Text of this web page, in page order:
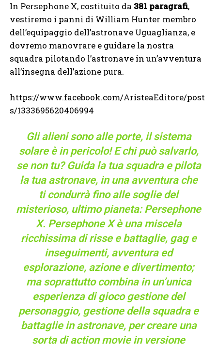
In Persephone X, costituito da 381 paragrafi,
vestiremo i panni di William Hunter membro
dell’equipaggio dell’astronave Uguaglianza, e
dovremo manovrare e guidare la nostra
squadra pilotando l’astronave in un’avventura
all’insegna dell’azione pura.
https://www.facebook.com/AristeaEditore/post
s/1333695620406994
Gli alieni sono alle porte, il sistema
solare è in pericolo! E chi può salvarlo,
se non tu? Guida la tua squadra e pilota
la tua astronave, in una avventura che
ti condurrà fino alle soglie del
misterioso, ultimo pianeta: Persephone
X. Persephone X è una miscela
ricchissima di risse e battaglie, gag e
inseguimenti, avventura ed
esplorazione, azione e divertimento;
ma soprattutto combina in un’unica
esperienza di gioco gestione del
personaggio, gestione della squadra e
battaglie in astronave, per creare una
sorta di action movie in versione